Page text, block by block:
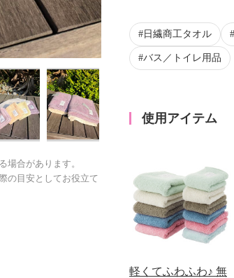
場合があります。
の目安としてお役立て
日繊商工タオル
バス／トイレ用品
使用アイテム
軽くてふわふわ♪ 無